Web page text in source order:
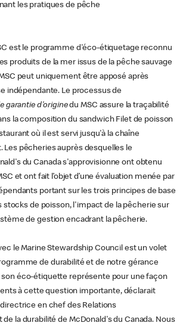
les pratiques de pêche
est le programme d'éco-étiquetage reconnu
produits de la mer issus de la pêche sauvage
peut uniquement être apposé après
indépendante. Le processus de
garantie d'originedu MSC assure la traçabilité
la composition du sandwich Filet de poisson
où il est servi jusqu'à la chaîne
Les pêcheries auprès desquelles le
du Canada s'approvisionne ont obtenu
et ont fait l’objet d’une évaluation menée par
portant sur les trois principes de base
stocks de poisson, l'impact de la pêcherie sur
de gestion encadrant la pêcherie.
le Marine Stewardship Council est un volet
de durabilité et de notre gérance
éco-étiquette représente pour une façon
à cette question importante, déclarait
en chef des Relations
la durabilité de McDonald's du Canada. Nous